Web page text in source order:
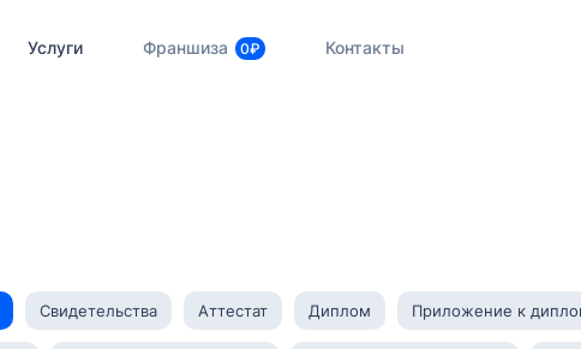
Услуги Франшиза 0₽ Контакты
Свидетельства Аттестат Диплом Приложение к